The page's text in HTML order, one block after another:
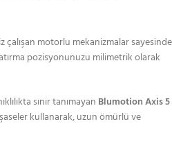
çalışan motorlu mekanizmalar sayesinde
pozisyonunuzu milimetrik olarak
sınır tanımayan Blumotion Axis 5
kullanarak, uzun ömürlü ve